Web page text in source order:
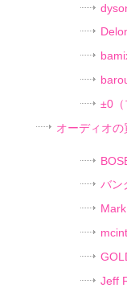
±0（
オーディオの
バン
Jeff